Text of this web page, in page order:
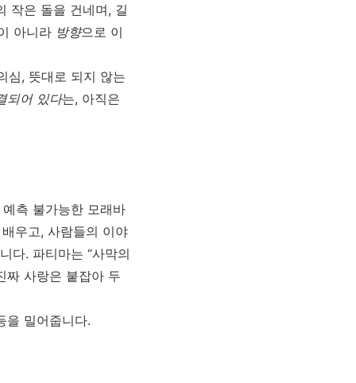
작은 돌을 건네며, 길
아니라 방향으로 이
심, 뜻대로 되지 않는
되어 있다는, 아직은
측 불가능한 모래바
우고, 사람들의 이야
다. 파티마는 “사막의
짜 사랑은 붙잡아 두
을 밀어줍니다.